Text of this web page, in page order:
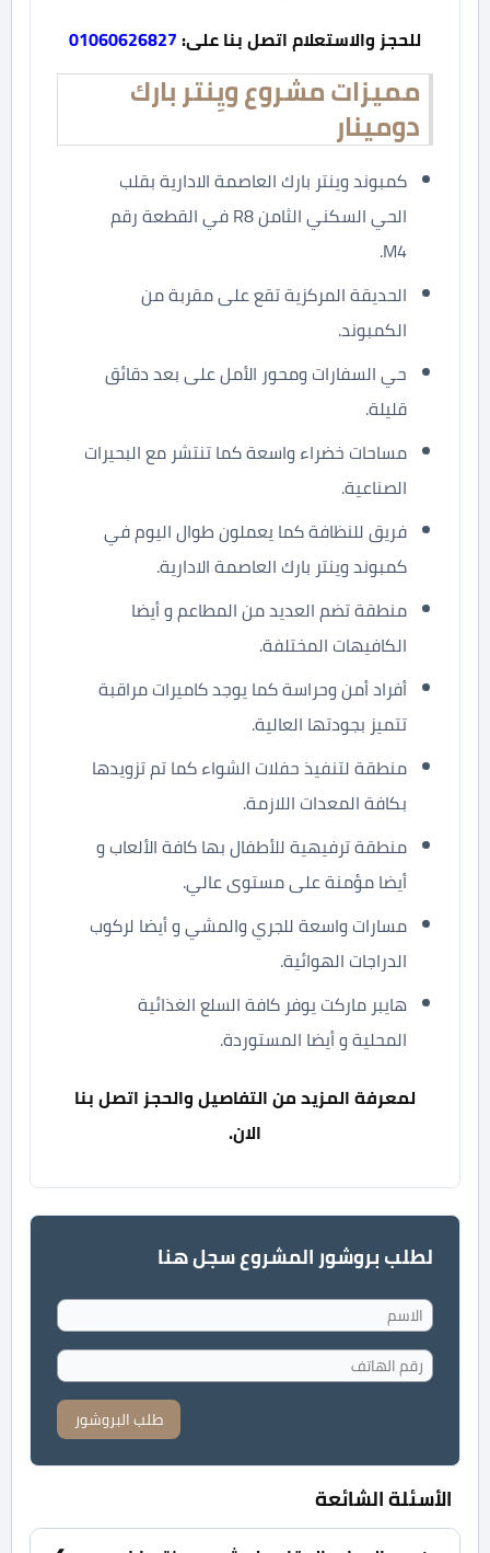
للحجز والاستعلام اتصل بنا على:01060626827
مميزات مشروع ويِنتر بارك
دومينار
كمبوند وينتر بارك العاصمة الادارية بقلب
الحي السكني الثامن R8 في القطعة رقم
M4.
الحديقة المركزية تقع على مقربة من
الكمبوند.
حي السفارات ومحور الأمل على بعد دقائق
قليلة.
مساحات خضراء واسعة كما تنتشر مع البحيرات
الصناعية.
فريق للنظافة كما يعملون طوال اليوم في
كمبوند وينتر بارك العاصمة الادارية.
منطقة تضم العديد من المطاعم و أيضا
الكافيهات المختلفة.
أفراد أمن وحراسة كما يوجد كاميرات مراقبة
تتميز بجودتها العالية.
منطقة لتنفيذ حفلات الشواء كما تم تزويدها
بكافة المعدات اللازمة.
منطقة ترفيهية للأطفال بها كافة الألعاب و
أيضا مؤمنة على مستوى عالي.
مسارات واسعة للجري والمشي و أيضا لركوب
الدراجات الهوائية.
هايبر ماركت يوفر كافة السلع الغذائية
المحلية و أيضا المستوردة.
لمعرفة المزيد من التفاصيل والحجز اتصل بنا
الان.
لطلب بروشور المشروع سجل هنا
طلب البروشور
الأسئلة الشائعة